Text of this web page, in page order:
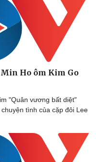
Ho ôm Kim Go
"Quân vương bất diệt"
tình của cặp đôi Lee